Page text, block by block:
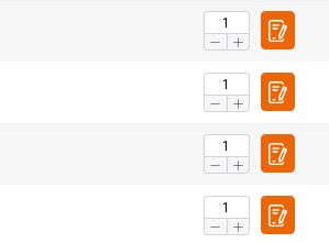
en om ons verkeer te analyseren. We
verstrekt of die zij hebben verzameld door
Niet-
geclassificeerd